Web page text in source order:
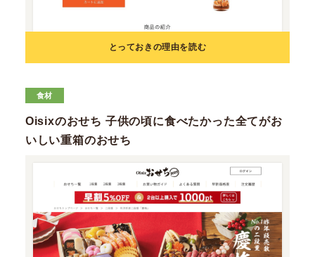
とっておきの理由を読む
食材
Oisixのおせち 子供の頃に食べたかった全てがお
いしい重箱のおせち